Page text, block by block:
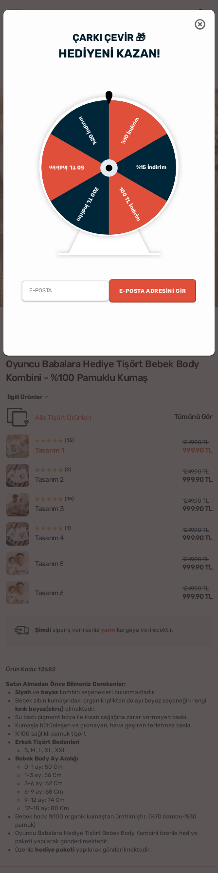
ÇARKI ÇEVIR 🎁
HEDİYENİ KAZAN!
%10 İndirim
%15 İndirim
100 TL İndirim
200 TL İndirim
50 TL İndirim
%20 İndirim
E-POSTA ADRESINI GIR
Oyuncu Babalara Hediye Tişört Bebek Body
Kombini - %100 Pamuklu Kumaş
İlgili Ürünler
Aile Tişört Ürünleri Tümünü Gör
(13)
Tasarım 1
1249.90 TL
999.90 TL
(2)
Tasarım 2
1249.90 TL
999.90 TL
(15)
Tasarım 3
1249.90 TL
999.90 TL
(1)
Tasarım 4
1249.90 TL
999.90 TL
Tasarım 5
1249.90 TL
999.90 TL
Tasarım 6
1249.90 TL
999.90 TL
Şimdi sipariş verirseniz yarın kargoya verilecektir.
Ürün Kodu: 12682
Satın Almadan Önce Bilmeniz Gerekenler:
Siyah ve beyaz kombin seçenekleri bulunmaktadır.
Bebek zıbın kumaşındaki organik iplikten dolayı beyaz seçeneğin rengi
kırık beyaz(ekru) olmaktadır.
Su bazlı pigment boya ile insan sağlığına zarar vermeyen baskı.
Kumaşla bütünleşen ve çıkmayan, hava geçiren terletmez baskı.
%100 sağlıklı pamuk tişört
Erkek Tişört Bedenleri
S, M, L, XL, XXL
Bebek Body Ay Aralığı
​0-1 ay: 50 Cm
1-3 ay: 56 Cm
3-6 ay: 62 Cm
6-9 ay: 68 Cm
9-12 ay: 74 Cm
12-18 ay: 80 Cm
Bebek body %100 organik kumaştan üretilmiştir. (%70 bambu-%30
pamuk)
Oyuncu Babalara Hediye Tişört Bebek Body Kombini​ özenle hediye
paketi yapılarak gönderilmektedir.
Özenle hediye paketi yapılarak gönderilmektedir.